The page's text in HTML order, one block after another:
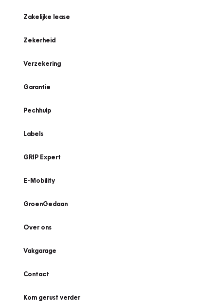
Zakelijke lease
Zekerheid
Verzekering
Garantie
Pechhulp
Labels
GRIP Expert
E-Mobility
GroenGedaan
Over ons
Vakgarage
Contact
Kom gerust verder